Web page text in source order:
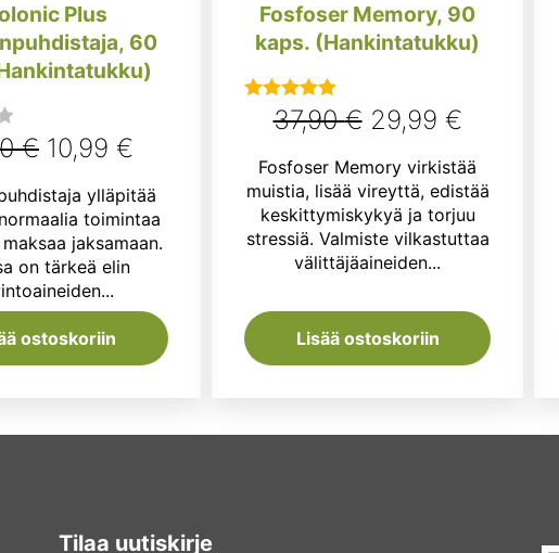
Plus
60
€ Alkuperäinen
hinta
oli:
11,90 €.
10,99 €Nykyinen
hinta
on:
10,99 €.
ylläpitää
toimintaa
jaksamaan.
on tärkeä elin
ostoskoriin
Fosfoser Memory, 90
kaps. (Hankintatukku)
Arvostelu
tuotteesta:
5.00/ 5
37,90€ Alkuperäinen
hinta
oli:
37,90 €.
29,99 €Nykyinen
hinta
on:
29,99 €.
Fosfoser Memory virkistää
muistia, lisää vireyttä, edistää
keskittymiskykyä ja torjuu
stressiä. Valmiste vilkastuttaa
välittäjäaineiden...
Lisää ostoskoriin
Tilaa uutiskirje